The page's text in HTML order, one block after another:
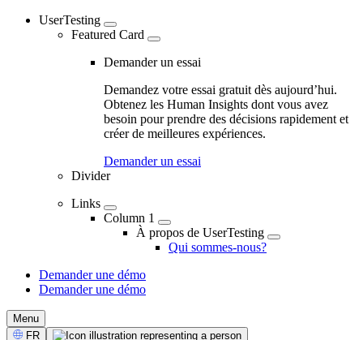
UserTesting
Featured Card
Demander un essai
Demandez votre essai gratuit dès aujourd’hui.
Obtenez les Human Insights dont vous avez
besoin pour prendre des décisions rapidement et
créer de meilleures expériences.
Demander un essai
Divider
Links
Column 1
À propos de UserTesting
Qui sommes-nous?
CTA
Demander une démo
Demander une démo
Menu
Select
FR